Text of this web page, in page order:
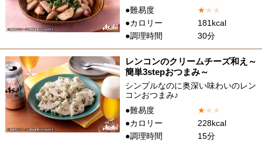
●難易度
★★ ★
●カロリー
181kcal
●調理時間
30分
レンコンのクリームチーズ和え～
簡単3stepおつまみ～
シンプルなのに奥深い味わいのレン
コンおつまみ♪
●難易度
★★ ★
●カロリー
228kcal
●調理時間
15分